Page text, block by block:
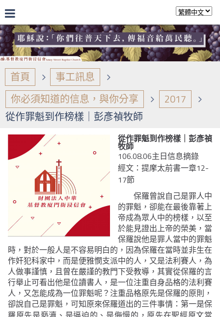
首頁
事工訊息
你必須知道的信息，與你分享
2017
從作罪魁到作榜樣｜彭彥禎牧師
從作罪魁到作榜樣｜彭彥禎
牧師
106.08.06主日信息摘錄
經文：提摩太前書一章12-
17節
保羅曾說自己是罪人中
的罪魁，卻能在最後靠著上
帝成為眾人中的榜樣，以至
於能見證出上帝的榮美，當
保羅說他是罪人當中的罪魁
時，對於一般人是不容易明白的，因為保羅在當時並非生在
作奸犯科家中，而是便雅憫支派中的人，又是法利賽人，為
人做事謹慎，且曾在嚴謹的教門下受教導，其實從保羅的言
行舉止可看出他是位讀書人，是一位注重自身品格的法利賽
人，又怎能成為一位罪魁呢？ 注重品格原先是保羅的原則，
卻說自己是罪魁，可知原來保羅道出的三件事情 ： 第一是保